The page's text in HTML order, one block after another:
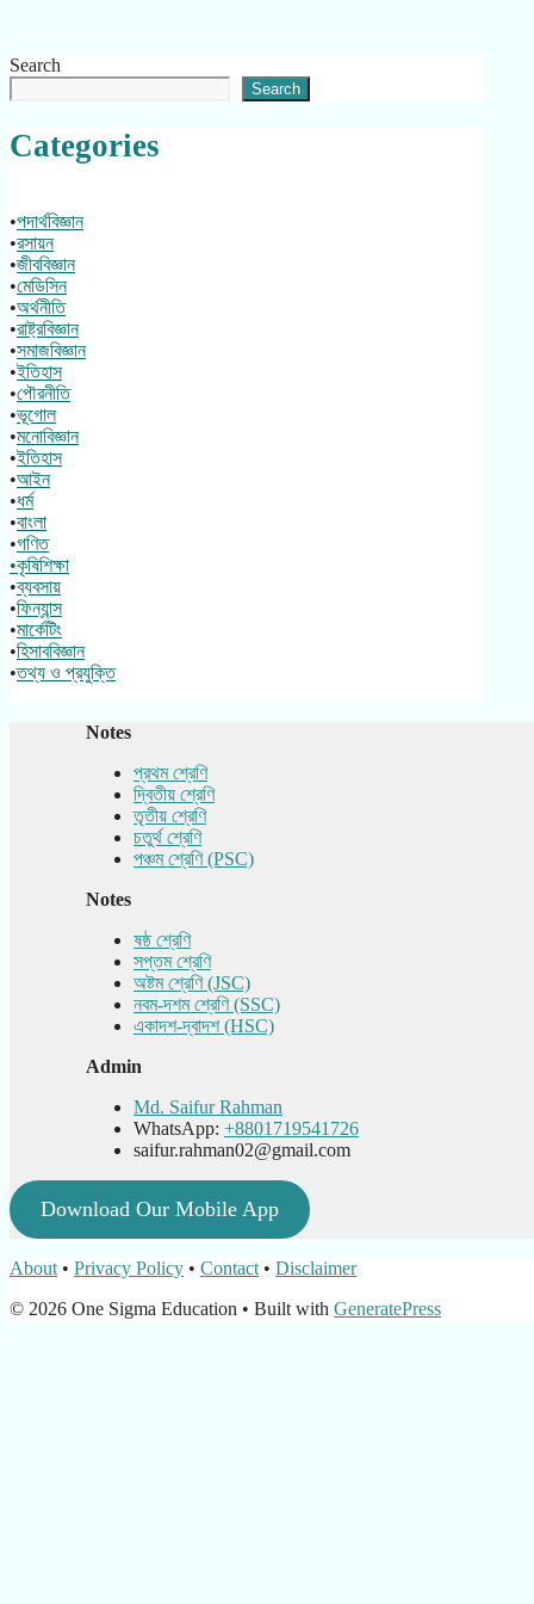
Search
Search
Categories
•পদার্থবিজ্ঞান
•রসায়ন
•জীববিজ্ঞান
•মেডিসিন
•অর্থনীতি
•রাষ্ট্রবিজ্ঞান
•সমাজবিজ্ঞান
•ইতিহাস
•পৌরনীতি
•ভূগোল
•মনোবিজ্ঞান
•ইতিহাস
•আইন
•ধর্ম
•বাংলা
•গণিত
•কৃষিশিক্ষা
•ব্যবসায়
•ফিন্যান্স
•মার্কেটিং
•হিসাববিজ্ঞান
•তথ্য ও প্রযুক্তি
Notes
প্রথম শ্রেণি
দ্বিতীয় শ্রেণি
তৃতীয় শ্রেণি
চতুর্থ শ্রেণি
পঞ্চম শ্রেণি (PSC)
Notes
ষষ্ঠ শ্রেণি
সপ্তম শ্রেণি
অষ্টম শ্রেণি (JSC)
নবম-দশম শ্রেণি (SSC)
একাদশ-দ্বাদশ (HSC)
Admin
Md. Saifur Rahman
WhatsApp: +8801719541726
saifur.rahman02@gmail.com
Download Our Mobile App
About • Privacy Policy • Contact • Disclaimer
© 2026 One Sigma Education • Built with GeneratePress